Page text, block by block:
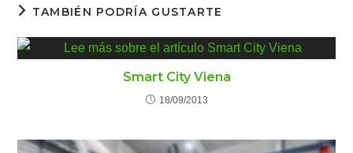
TAMBIÉN PODRÍA GUSTARTE
Smart City Viena
18/09/2013